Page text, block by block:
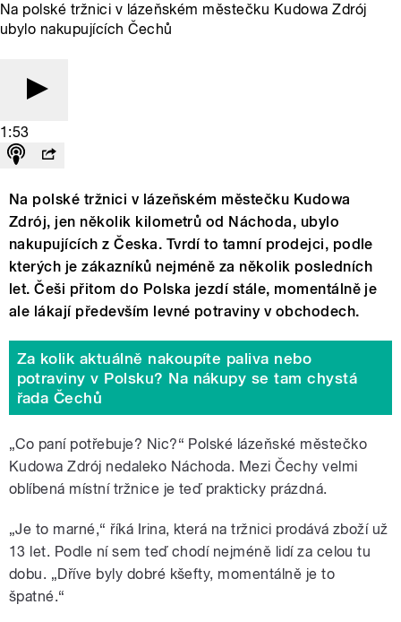
Na polské tržnici v lázeňském městečku Kudowa Zdrój
ubylo nakupujících Čechů
1:53
Na polské tržnici v lázeňském městečku Kudowa
Zdrój, jen několik kilometrů od Náchoda, ubylo
nakupujících z Česka. Tvrdí to tamní prodejci, podle
kterých je zákazníků nejméně za několik posledních
let. Češi přitom do Polska jezdí stále, momentálně je
ale lákají především levné potraviny v obchodech.
Za kolik aktuálně nakoupíte paliva nebo
potraviny v Polsku? Na nákupy se tam chystá
řada Čechů
„Co paní potřebuje? Nic?“ Polské lázeňské městečko
Kudowa Zdrój nedaleko Náchoda. Mezi Čechy velmi
oblíbená místní tržnice je teď prakticky prázdná.
„Je to marné,“ říká Irina, která na tržnici prodává zboží už
13 let. Podle ní sem teď chodí nejméně lidí za celou tu
dobu. „Dříve byly dobré kšefty, momentálně je to
špatné.“